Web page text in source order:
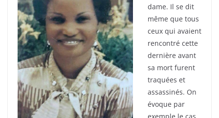
dame. Il se dit
même que tous
ceux qui avaient
rencontré cette
dernière avant
sa mort furent
traquées et
assassinés. On
évoque par